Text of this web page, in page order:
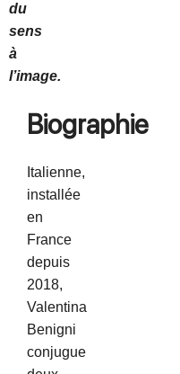
du
sens
à
l’image.
Biographie
Italienne,
installée
en
France
depuis
2018,
Valentina
Benigni
conjugue